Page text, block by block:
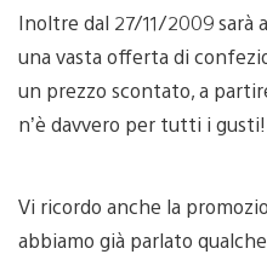
Inoltre dal 27/11/2009 sarà
una vasta offerta di
un prezzo scontato, a
n’è davvero per tutti i gusti!
Vi ricordo anche la
abbiamo già parlato